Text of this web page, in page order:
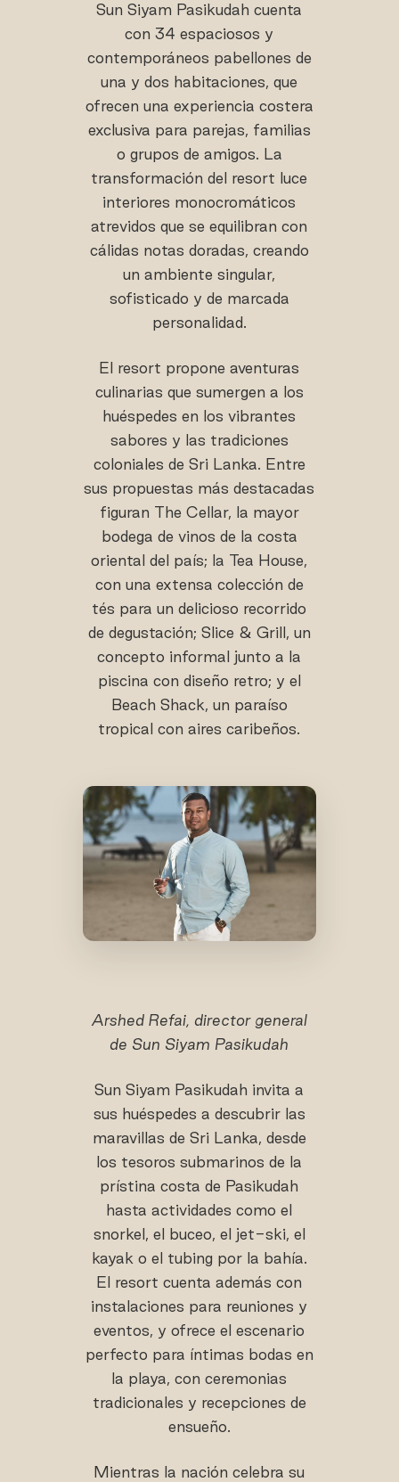
Sun Siyam Pasikudah cuenta
con 34 espaciosos y
contemporáneos pabellones de
una y dos habitaciones, que
ofrecen una experiencia costera
exclusiva para parejas, familias
o grupos de amigos. La
transformación del resort luce
interiores monocromáticos
atrevidos que se equilibran con
cálidas notas doradas, creando
un ambiente singular,
sofisticado y de marcada
personalidad.
El resort propone aventuras
culinarias que sumergen a los
huéspedes en los vibrantes
sabores y las tradiciones
coloniales de Sri Lanka. Entre
sus propuestas más destacadas
figuran The Cellar, la mayor
bodega de vinos de la costa
oriental del país; la Tea House,
con una extensa colección de
tés para un delicioso recorrido
de degustación; Slice & Grill, un
concepto informal junto a la
piscina con diseño retro; y el
Beach Shack, un paraíso
tropical con aires caribeños.
Arshed Refai, director general
de Sun Siyam Pasikudah
Sun Siyam Pasikudah invita a
sus huéspedes a descubrir las
maravillas de Sri Lanka, desde
los tesoros submarinos de la
prístina costa de Pasikudah
hasta actividades como el
snorkel, el buceo, el jet-ski, el
kayak o el tubing por la bahía.
El resort cuenta además con
instalaciones para reuniones y
eventos, y ofrece el escenario
perfecto para íntimas bodas en
la playa, con ceremonias
tradicionales y recepciones de
ensueño.
Mientras la nación celebra su